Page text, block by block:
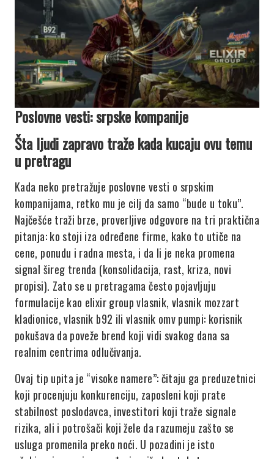
Poslovne vesti: srpske kompanije
Šta ljudi zapravo traže kada kucaju ovu temu
u pretragu
Kada neko pretražuje poslovne vesti o srpskim
kompanijama, retko mu je cilj da samo “bude u toku”.
Najčešće traži brze, proverljive odgovore na tri praktična
pitanja: ko stoji iza određene firme, kako to utiče na
cene, ponudu i radna mesta, i da li je neka promena
signal šireg trenda (konsolidacija, rast, kriza, novi
propisi). Zato se u pretragama često pojavljuju
formulacije kao elixir group vlasnik, vlasnik mozzart
kladionice, vlasnik b92 ili vlasnik omv pumpi: korisnik
pokušava da poveže brend koji vidi svakog dana sa
realnim centrima odlučivanja.
Ovaj tip upita je “visoke namere”: čitaju ga preduzetnici
koji procenjuju konkurenciju, zaposleni koji prate
stabilnost poslodavca, investitori koji traže signale
rizika, ali i potrošači koji žele da razumeju zašto se
usluga promenila preko noći. U pozadini je isto